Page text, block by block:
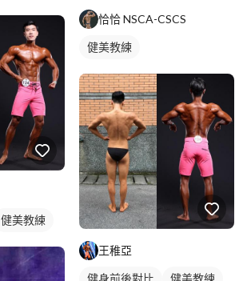
健美教練
恰恰 NSCA-CSCS
健美教練
王稚亞
健身前後對比 健美教練